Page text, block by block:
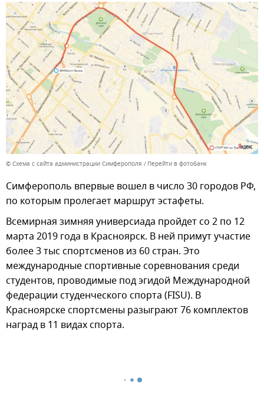
© Схема с сайта администрации Симферополя Перейти в фотобанк
Симферополь впервые вошел в число 30 городов РФ,
по которым пролегает маршрут эстафеты.
Всемирная зимняя универсиада пройдет со 2 по 12
марта 2019 года в Красноярск. В ней примут участие
более 3 тыс спортсменов из 60 стран. Это
международные спортивные соревнования среди
студентов, проводимые под эгидой Международной
федерации студенческого спорта (FISU). В
Красноярске спортсмены разыграют 76 комплектов
наград в 11 видах спорта.